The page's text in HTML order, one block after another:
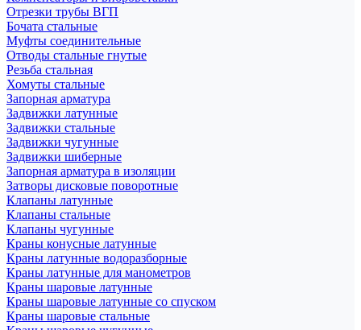
Отрезки трубы ВГП
Бочата стальные
Муфты соединительные
Отводы стальные гнутые
Резьба стальная
Хомуты стальные
Запорная арматура
Задвижки латунные
Задвижки стальные
Задвижки чугунные
Задвижки шиберные
Запорная арматура в изоляции
Затворы дисковые поворотные
Клапаны латунные
Клапаны стальные
Клапаны чугунные
Краны конусные латунные
Краны латунные водоразборные
Краны латунные для манометров
Краны шаровые латунные
Краны шаровые латунные со спуском
Краны шаровые стальные